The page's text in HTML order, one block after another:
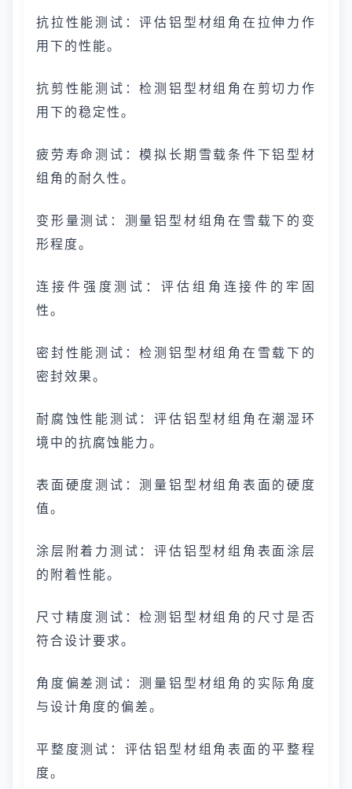
抗拉性能测试：评估铝型材组角在拉伸力作
用下的性能。
抗剪性能测试：检测铝型材组角在剪切力作
用下的稳定性。
疲劳寿命测试：模拟长期雪载条件下铝型材
组角的耐久性。
变形量测试：测量铝型材组角在雪载下的变
形程度。
连接件强度测试：评估组角连接件的牢固
性。
密封性能测试：检测铝型材组角在雪载下的
密封效果。
耐腐蚀性能测试：评估铝型材组角在潮湿环
境中的抗腐蚀能力。
表面硬度测试：测量铝型材组角表面的硬度
值。
涂层附着力测试：评估铝型材组角表面涂层
的附着性能。
尺寸精度测试：检测铝型材组角的尺寸是否
符合设计要求。
角度偏差测试：测量铝型材组角的实际角度
与设计角度的偏差。
平整度测试：评估铝型材组角表面的平整程
度。